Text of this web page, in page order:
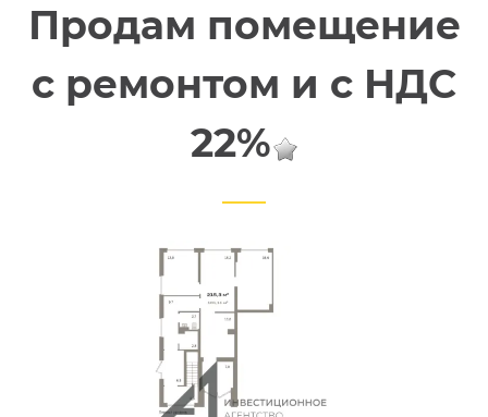
Продам помещение
с ремонтом и с НДС
22%